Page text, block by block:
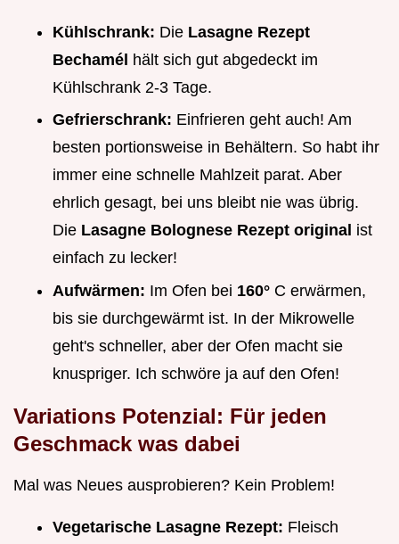
Kühlschrank: Die Lasagne Rezept
Bechamél hält sich gut abgedeckt im
Kühlschrank 2-3 Tage.
Gefrierschrank: Einfrieren geht auch! Am
besten portionsweise in Behältern. So habt ihr
immer eine schnelle Mahlzeit parat. Aber
ehrlich gesagt, bei uns bleibt nie was übrig.
Die Lasagne Bolognese Rezept original ist
einfach zu lecker!
Aufwärmen: Im Ofen bei 160° C erwärmen,
bis sie durchgewärmt ist. In der Mikrowelle
geht's schneller, aber der Ofen macht sie
knuspriger. Ich schwöre ja auf den Ofen!
Variations Potenzial: Für jeden
Geschmack was dabei
Mal was Neues ausprobieren? Kein Problem!
Vegetarische Lasagne Rezept: Fleisch